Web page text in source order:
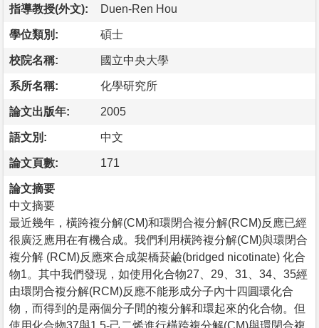
指導教授(外文): Duen-Ren Hou
學位類別: 碩士
校院名稱: 國立中央大學
系所名稱: 化學研究所
論文出版年: 2005
語文別: 中文
論文頁數: 171
論文摘要
中文摘要
最近幾年，橫跨複分解(CM)和環閉合複分解(RCM)反應已經
很廣泛應用在有機合成。我們利用橫跨複分解(CM)與環閉合
複分解 (RCM)反應來合成架橋菸鹼(bridged nicotinate) 化合
物1。其中我們發現，如使用化合物27、29、31、34、35經
由環閉合複分解(RCM)反應不能形成分子內十四圓環化合
物，而得到的是兩個分子間的複分解和環起來的化合物。但
使用化合物37與1,5-己二烯進行橫跨複分解(CM)與環閉合複